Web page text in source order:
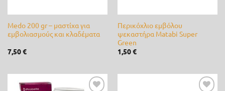
Rayovac(0)
REGEN(0)
Rover(0)
Medo 200 gr – μαστίχα για
εμβολιασμούς και κλαδέματα
7,50€
Περικόχλιο εμβόλου
ψεκαστήρα Matabi Super
Green
1,50€